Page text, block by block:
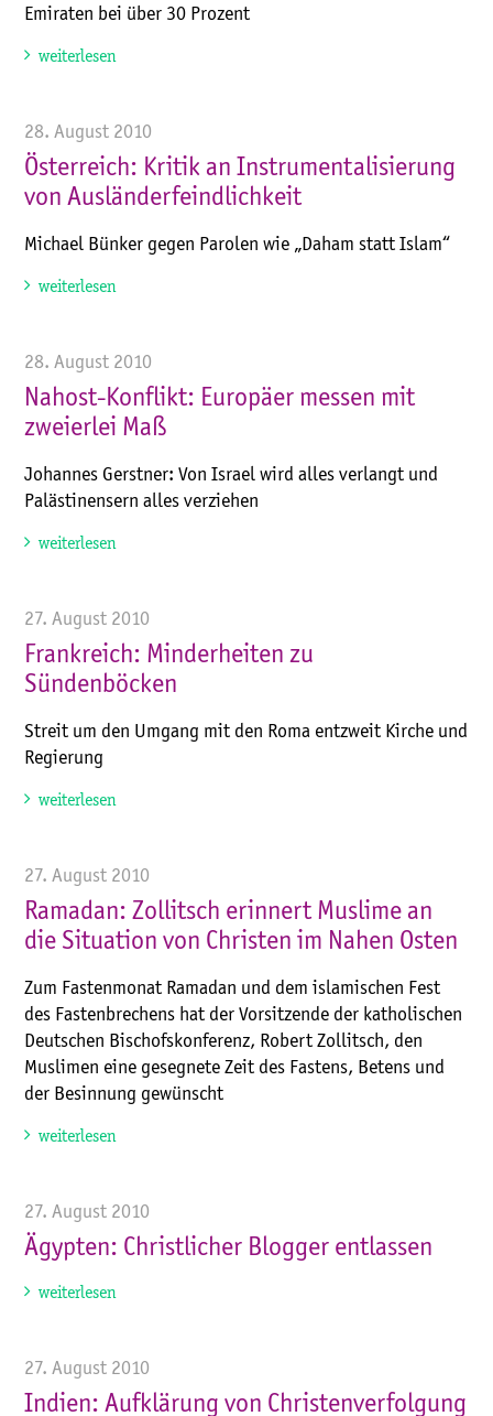
Emiraten bei über 30 Prozent
weiterlesen
28. August 2010
Österreich: Kritik an Instrumentalisierung
von Ausländerfeindlichkeit
Michael Bünker gegen Parolen wie „Daham statt Islam“
weiterlesen
28. August 2010
Nahost-Konflikt: Europäer messen mit
zweierlei Maß
Johannes Gerstner: Von Israel wird alles verlangt und
Palästinensern alles verziehen
weiterlesen
27. August 2010
Frankreich: Minderheiten zu
Sündenböcken
Streit um den Umgang mit den Roma entzweit Kirche und
Regierung
weiterlesen
27. August 2010
Ramadan: Zollitsch erinnert Muslime an
die Situation von Christen im Nahen Osten
Zum Fastenmonat Ramadan und dem islamischen Fest
des Fastenbrechens hat der Vorsitzende der katholischen
Deutschen Bischofskonferenz, Robert Zollitsch, den
Muslimen eine gesegnete Zeit des Fastens, Betens und
der Besinnung gewünscht
weiterlesen
27. August 2010
Ägypten: Christlicher Blogger entlassen
weiterlesen
27. August 2010
Indien: Aufklärung von Christenverfolgung